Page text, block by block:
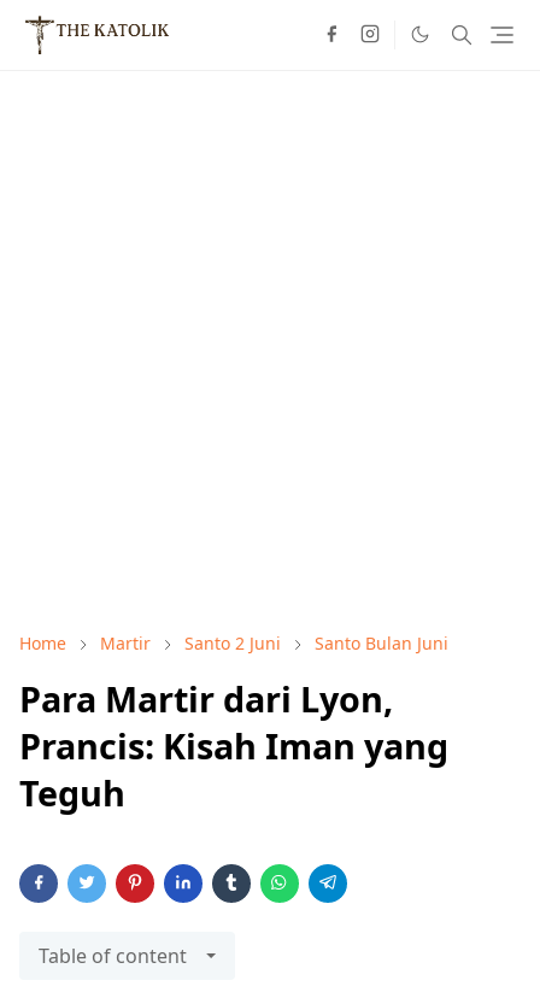
Home Martir Santo 2 Juni Santo Bulan Juni
Para Martir dari Lyon,
Prancis: Kisah Iman yang
Teguh
Table of content